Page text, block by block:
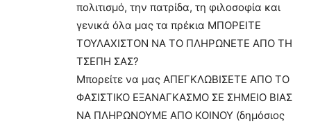
πολιτισμό, την πατρίδα, τη φιλοσοφία και
γενικά όλα μας τα πρέκια ΜΠΟΡΕΙΤΕ
ΤΟΥΛΑΧΙΣΤΟΝ ΝΑ ΤΟ ΠΛΗΡΩΝΕΤΕ ΑΠΟ ΤΗ
ΤΣΕΠΗ ΣΑΣ?
Μπορείτε να μας ΑΠΕΓΚΛΩΒΙΣΕΤΕ ΑΠΟ ΤΟ
ΦΑΣΙΣΤΙΚΟ ΕΞΑΝΑΓΚΑΣΜΟ ΣΕ ΣΗΜΕΙΟ ΒΙΑΣ
ΝΑ ΠΛΗΡΩΝΟΥΜΕ ΑΠΟ ΚΟΙΝΟΥ (δημόσιος